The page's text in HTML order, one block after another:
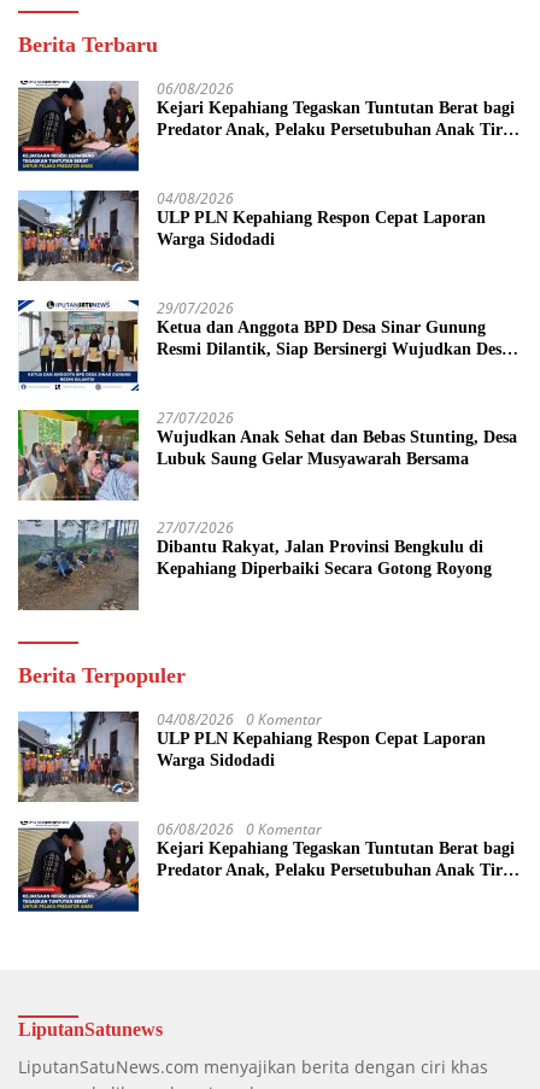
Berita Terbaru
06/08/2026
Kejari Kepahiang Tegaskan Tuntutan Berat bagi
Predator Anak, Pelaku Persetubuhan Anak Tiri
04/08/2026
ULP PLN Kepahiang Respon Cepat Laporan
Warga Sidodadi
29/07/2026
Ketua dan Anggota BPD Desa Sinar Gunung
Resmi Dilantik, Siap Bersinergi Wujudkan Desa
27/07/2026
Wujudkan Anak Sehat dan Bebas Stunting, Desa
Lubuk Saung Gelar Musyawarah Bersama
27/07/2026
Dibantu Rakyat, Jalan Provinsi Bengkulu di
Kepahiang Diperbaiki Secara Gotong Royong
Berita Terpopuler
04/08/2026 0 Komentar
ULP PLN Kepahiang Respon Cepat Laporan
Warga Sidodadi
06/08/2026 0 Komentar
Kejari Kepahiang Tegaskan Tuntutan Berat bagi
Predator Anak, Pelaku Persetubuhan Anak Tiri
LiputanSatunews
LiputanSatuNews.com menyajikan berita dengan ciri khas